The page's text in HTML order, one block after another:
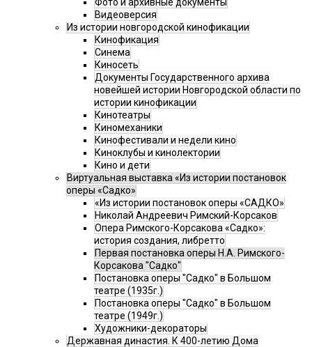
Фото и архивные документы
Видеоверсия
Из истории новгородской кинофикации
Кинофикация
Синема
Киносеть
Документы Государственного архива
новейшей истории Новгородской области по
истории кинофикации
Кинотеатры
Киномеханики
Кинофестивали и недели кино
Киноклубы и кинолектории
Кино и дети
Виртуальная выставка «Из истории постановок
оперы «Садко»
«Из истории постановок оперы «САДКО»
Николай Андреевич Римский-Корсаков
Опера Римского-Корсакова «Садко»:
история создания, либретто
Первая постановка оперы Н.А. Римского-
Корсакова "Садко"
Постановка оперы "Садко" в Большом
театре (1935г.)
Постановка оперы "Садко" в Большом
театре (1949г.)
Художники-декораторы
Державная династия. К 400-летию Дома